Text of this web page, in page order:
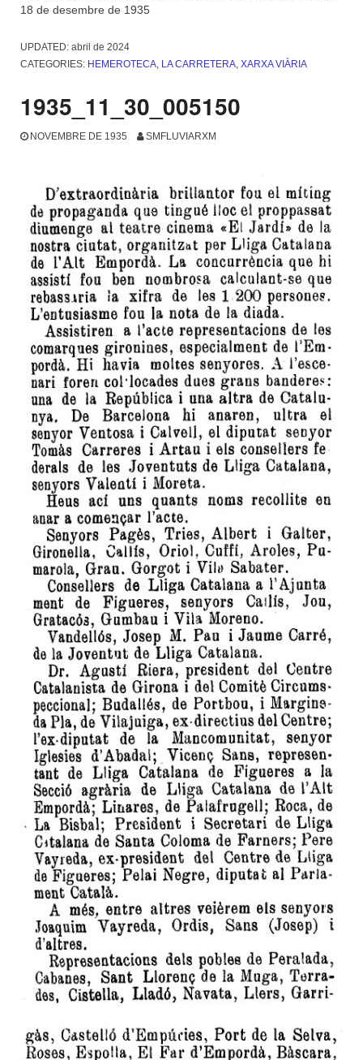
18 de desembre de 1935
UPDATED: abril de 2024
CATEGORIES: HEMEROTECA, LA CARRETERA, XARXA VIÀRIA
1935_11_30_005150
NOVEMBRE DE 1935 SMFLUVIARXM